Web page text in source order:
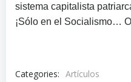
sistema capitalista
¡Sólo en el Socialismo…
Categories: Artículos